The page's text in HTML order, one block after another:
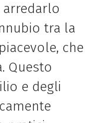
tra la
che
Questo
e degli